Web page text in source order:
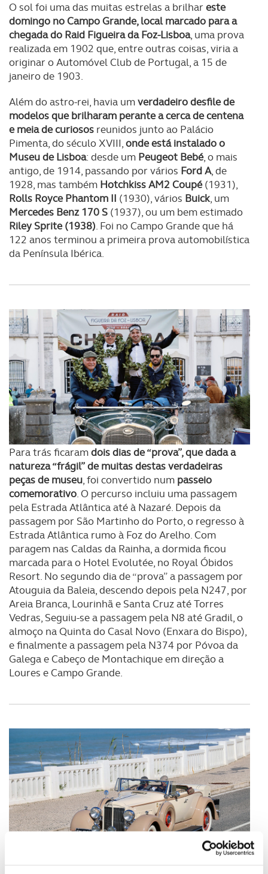
O sol foi uma das muitas estrelas a brilhareste
domingo no Campo Grande, local marcado para a
chegada do Raid Figueira da Foz-Lisboa, uma prova
realizada em 1902 que, entre outras coisas, viria a
originar o Automóvel Club de Portugal, a 15 de
janeiro de 1903.
Além do astro-rei, havia umverdadeiro desfile de
modelos que brilharam perante a cerca de centena
e meia de curiosos reunidos junto ao Palácio
Pimenta, do século XVIII,onde está instalado o
Museu de Lisboa: desde um Peugeot Bebé, o mais
antigo, de 1914, passando por vários Ford A, de
1928, mas também Hotchkiss AM2 Coupé(1931),
Rolls Royce Phantom II (1930), vários Buick, um
Mercedes Benz 170 S (1937), ou um bem estimado
Riley Sprite (1938). Foi no Campo Grande que há
122 anos terminou a primeira prova automobilística
da Península Ibérica.
Para trás ficaramdois dias de “prova”, que dada a
natureza “frágil” de muitas destas verdadeiras
peças de museu, foi convertido num passeio
comemorativo. O percurso incluiu uma passagem
pela Estrada Atlântica até à Nazaré. Depois da
passagem por São Martinho do Porto, o regresso à
Estrada Atlântica rumo à Foz do Arelho. Com
paragem nas Caldas da Rainha, a dormida ficou
marcada para o Hotel Evolutée, no Royal Óbidos
Resort. No segundo dia de “prova” a passagem por
Atouguia da Baleia, descendo depois pela N247, por
Areia Branca, Lourinhã e Santa Cruz até Torres
Vedras, Seguiu-se a passagem pela N8 até Gradil, o
almoço na Quinta do Casal Novo (Enxara do Bispo),
e finalmente a passagem pela N374 por Póvoa da
Galega e Cabeço de Montachique em direção a
Loures e Campo Grande.